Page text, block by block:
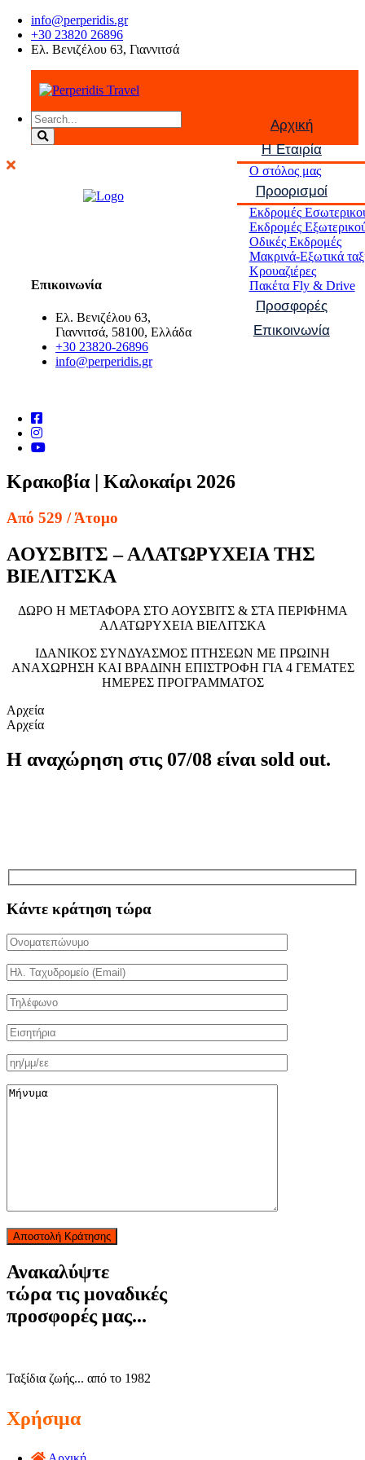
info@perperidis.gr
+30 23820 26896
Ελ. Βενιζέλου 63, Γιαννιτσά
Αρχική
Η Εταιρία
Ο στόλος μας
Προορισμοί
Εκδρομές
Εκδρομές
Οδικές Εκδρομές
Μακρινά-Εξωτικά
Κρουαζιέρες
Πακέτα Fly & Drive
Προσφορές
Επικοινωνία
Επικοινωνία
Ελ. Βενιζέλου 63,
Γιαννιτσά, 58100, Ελλάδα
+30 23820-26896
info@perperidis.gr
Κρακοβία | Καλοκαίρι 2026
Από 529 / Άτομο
AΟΥΣΒΙΤΣ – ΑΛΑΤΩΡΥΧΕIΑ ΤΗΣ
ΒΙΕΛIΤΣΚΑ
ΔΩΡΟ Η ΜΕΤΑΦΟΡΑ ΣΤΟ ΑΟΥΣΒΙΤΣ & ΣΤΑ ΠΕΡΙΦΗΜΑ
ΑΛΑΤΩΡΥΧΕΙΑ ΒΙΕΛΙΤΣΚΑ
ΙΔΑΝΙΚΟΣ ΣΥΝΔΥΑΣΜΟΣ ΠΤΗΣΕΩΝ ΜΕ ΠΡΩΙΝΗ
ΑΝΑΧΩΡΗΣΗ ΚΑΙ ΒΡΑΔΙΝΗ ΕΠΙΣΤΡΟΦΗ ΓΙΑ 4 ΓΕΜΑΤΕΣ
ΗΜΕΡΕΣ ΠΡΟΓΡΑΜΜΑΤΟΣ
Αρχεία
Αρχεία
Η αναχώρηση στις 07/08 είναι sold out.
Κάντε κράτηση τώρα
Αποστολή Κράτησης
Ανακαλύψτε
τώρα τις μοναδικές
προσφορές μας...
Ταξίδια ζωής... από το 1982
Χρήσιμα